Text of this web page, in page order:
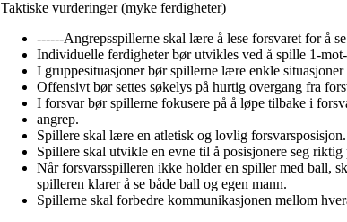
Taktiske vurderinger (myke ferdigheter)
------Angrepsspillerne skal lære å lese forsvaret for å
Individuelle ferdigheter bør utvikles ved å spille 1-
I gruppesituasjoner bør spillerne lære enkle
Offensivt bør settes søkelys på hurtig overgang fra
I forsvar bør spillerne fokusere på å løpe tilbake i
angrep.
Spillere skal lære en atletisk og lovlig forsvarsposisjon.
Spillere skal utvikle en evne til å posisjonere seg
Når forsvarsspilleren ikke holder en spiller med ball,
spilleren klarer å se både ball og egen mann.
Spillerne skal forbedre kommunikasjonen mellom